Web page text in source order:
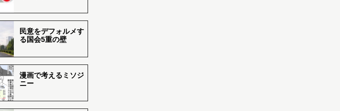
民意をデフォルメす
る国会5重の壁
漫画で考えるミソジ
ニー